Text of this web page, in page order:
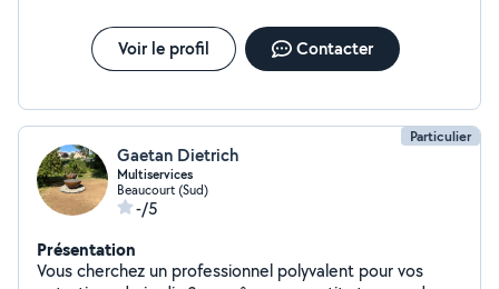
Voir le profil Contacter
Particulier
Gaetan Dietrich
Multiservices
Beaucourt (Sud)
-/5
Présentation
Vous cherchez un professionnel polyvalent pour vos